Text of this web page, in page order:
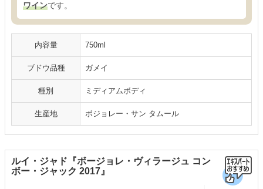
ワインです。
内容量 750ml
ブドウ品種 ガメイ
種別 ミディアムボディ
生産地 ボジョレー・サン タムール
ルイ・ジャド『ボージョレ・ヴィラージュ コン
ボー・ジャック 2017』